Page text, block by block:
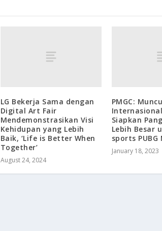
LG Bekerja Sama dengan
Digital Art Fair
Mendemonstrasikan Visi
Kehidupan yang Lebih
Baik, ‘Life is Better When
Together’
August 24, 2024
PMGC:
Siapkan
Lebih Besar
sports PUBG
January 18, 2023